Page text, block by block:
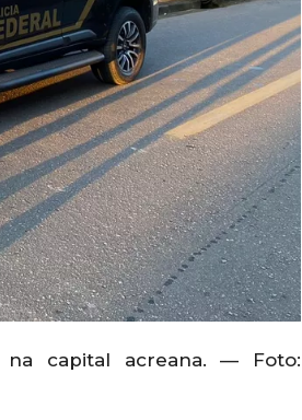
na capital acreana. — Foto: